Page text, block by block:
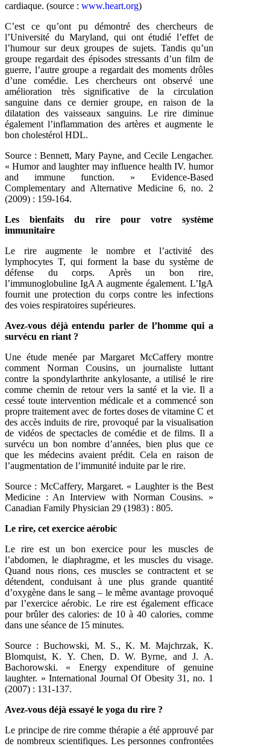
cardiaque. (source : www.heart.org)
C’est ce qu’ont pu démontré des chercheurs de
l’Université du Maryland, qui ont étudié l’effet de
l’humour sur deux groupes de sujets. Tandis qu’un
groupe regardait des épisodes stressants d’un film de
guerre, l’autre groupe a regardait des moments drôles
d’une comédie. Les chercheurs ont observé une
amélioration très significative de la circulation
sanguine dans ce dernier groupe, en raison de la
dilatation des vaisseaux sanguins. Le rire diminue
également l’inflammation des artères etaugmente le
bon cholestérol HDL.
Source : Bennett, Mary Payne, and Cecile Lengacher.
« Humor and laughter may influence health IV. humor
and immune function. » Evidence-Based
Complementary and Alternative Medicine 6, no. 2
(2009) : 159-164.
Les bienfaits du rire pour votre système
immunitaire
Le rire augmente le nombre et l’activité des
lymphocytes T, qui forment la base du système de
défense du corps. Après un bon rire,
l’immunoglobuline IgA A augmente également. L’IgA
fournit une protection du corps contre les infections
des voies respiratoires supérieures.
Avez-vous déjà entendu parler de l’homme qui a
survécu en riant ?
Une étude menée par Margaret McCaffery montre
comment Norman Cousins, un journaliste luttant
contre la spondylarthrite ankylosante, a utilisé le rire
comme chemin de retour vers la santé et la vie. Il a
cessé toute intervention médicale et a commencé son
propre traitement avec de fortes doses de vitamine C et
des accès induits de rire, provoqué par la visualisation
de vidéos de spectacles decomédie et de films. Il a
survécu un bon nombre d’années, bien plus que ce
que les médecins avaient prédit. Cela en raison de
l’augmentation de l’immunité induite par le rire.
Source : McCaffery, Margaret. « Laughter is the Best
Medicine : An Interview with Norman Cousins. »
Canadian Family Physician 29 (1983) : 805.
Le rire, cet exercice aérobic
Le rire est un bon exercice pour les muscles de
l’abdomen, le diaphragme, et les muscles du visage.
Quand nous rions, ces muscles se contractent et se
détendent, conduisant à une plus grande quantité
d’oxygène dans le sang – le même avantage provoqué
par l’exercice aérobic. Le rire est également efficace
pour brûler des calories: de 10 à 40 calories, comme
dans une séance de 15 minutes.
Source : Buchowski, M. S., K. M. Majchrzak, K.
Blomquist, K. Y. Chen, D. W. Byrne, and J. A.
Bachorowski. « Energy expenditure of genuine
laughter. » International Journal Of Obesity 31, no. 1
(2007) : 131-137.
Avez-vous déjà essayé le yoga du rire ?
Le principe de rire comme thérapie a été approuvé par
de nombreux scientifiques. Les personnes confrontées